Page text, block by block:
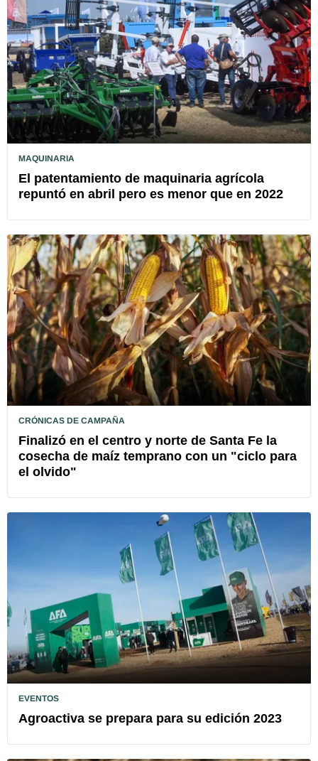
MAQUINARIA
El patentamiento de maquinaria agrícola
repuntó en abril pero es menor que en 2022
CRÓNICAS DE CAMPAÑA
Finalizó en el centro y norte de Santa Fe la
cosecha de maíz temprano con un "ciclo para
el olvido"
EVENTOS
Agroactiva se prepara para su edición 2023